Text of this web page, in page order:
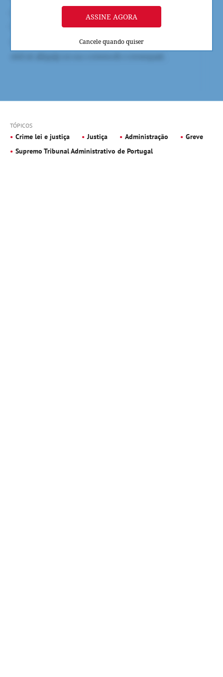
ASSINE AGORA
Cancele quando quiser
TÓPICOS
Crime lei e justiça Justiça Administração
Greve
Supremo Tribunal Administrativo de Portugal